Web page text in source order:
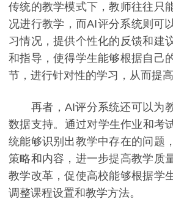
传统的教学模式下，教师往往只
况进行教学，而AI评分系统则可
习情况，提供个性化的反馈和建
和指导，使得学生能够根据自己
节，进行针对性的学习，从而提高
再者，AI评分系统还可以为
数据支持。通过对学生作业和考
统能够识别出教学中存在的问题
策略和内容，进一步提高教学质
教学改革，促使高校能够根据学
调整课程设置和教学方法。